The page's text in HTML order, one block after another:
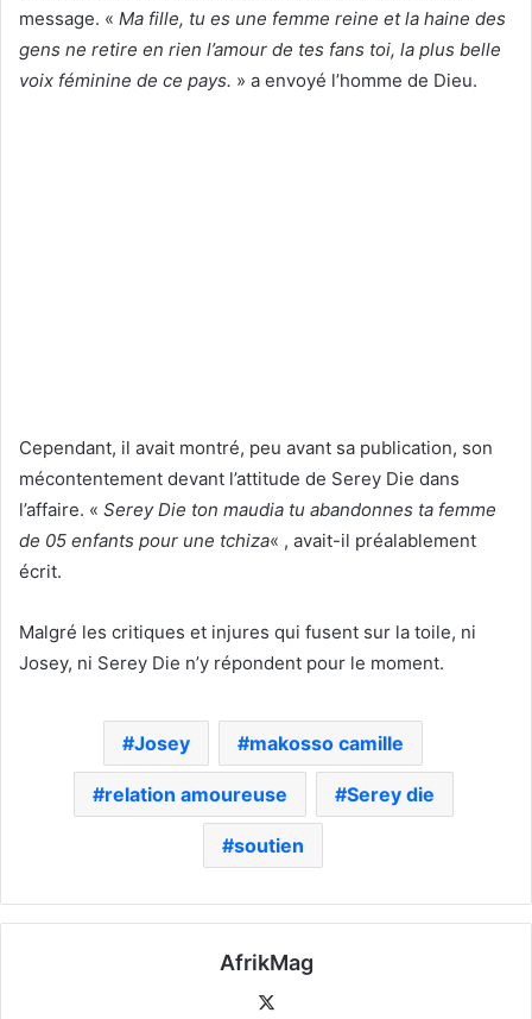
message. « Ma fille, tu es une femme reine et la haine des
gens ne retire en rien l’amour de tes fans toi, la plus belle
voix féminine de ce pays. » a envoyé l’homme de Dieu.
Cependant, il avait montré, peu avant sa publication, son
mécontentement devant l’attitude de Serey Die dans
l’affaire. « Serey Die ton maudia tu abandonnes ta femme
de 05 enfants pour une tchiza« , avait-il préalablement
écrit.
Malgré les critiques et injures qui fusent sur la toile, ni
Josey, ni Serey Die n’y répondent pour le moment.
Josey makosso camille
relation amoureuse Serey die
soutien
AfrikMag